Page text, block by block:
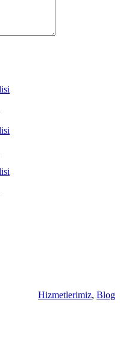
Hizmetlerimiz, Blog